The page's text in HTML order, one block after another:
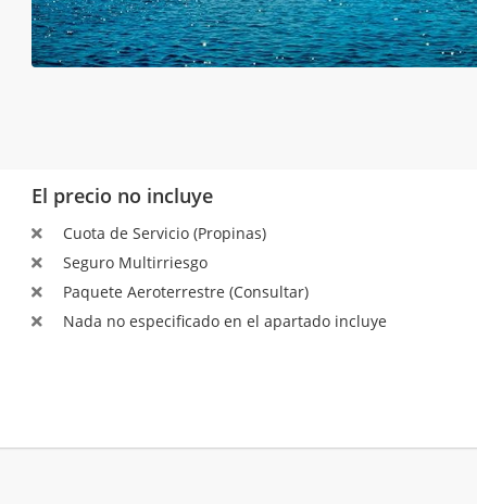
El precio no incluye
Cuota de Servicio (Propinas)
Seguro Multirriesgo
Paquete Aeroterrestre (Consultar)
Nada no especificado en el apartado incluye